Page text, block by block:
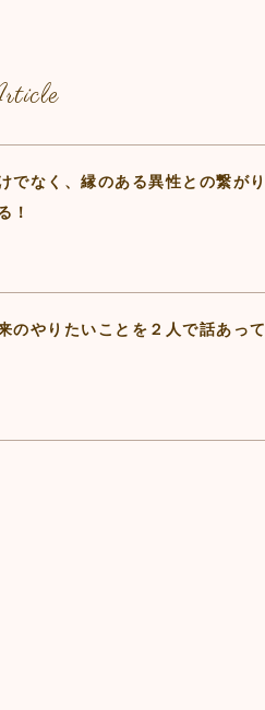
でなく、縁のある異性との繋がり
！
のやりたいことを２人で話あって